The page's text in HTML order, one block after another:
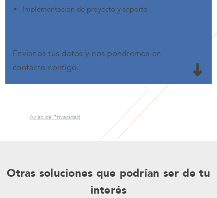
Implementación de proyecto y soporte
Envíanos tus datos y nos pondremos en
contacto contigo.
Aviso de Privacidad
Otras soluciones que podrían ser de tu
interés